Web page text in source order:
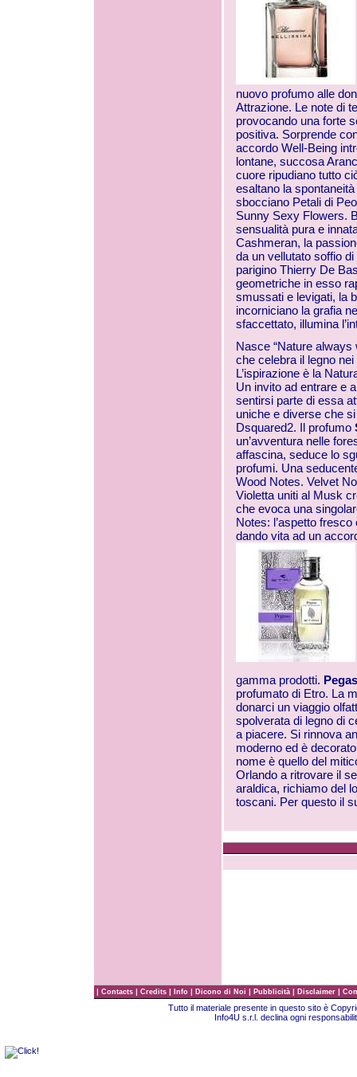
nuovo profumo alle
Attrazione. Le note di
provocando una forte
positiva. Sorprende
accordo Well-Being
lontane, succosa
cuore ripudiano tutto
esaltano la
sbocciano Petali di
Sunny Sexy Flowers.
sensualità pura e
Cashmeran, la
da un vellutato soffio
parigino Thierry De
geometriche in esso
smussati e levigati, la
incorniciano la grafia
sfaccettato, illumina
Nasce “Nature always
che celebra il legno
L’ispirazione è la
Un invito ad entrare e
sentirsi parte di essa
uniche e diverse che
Dsquared2. Il profumo
un’avventura nelle
affascina, seduce lo
profumi. Una
Wood Notes. Velvet
Violetta uniti al Musk
che evoca una
Notes: l’aspetto
dando vita ad un
gamma prodotti.
profumato di Etro. La
donarci un viaggio
spolverata di legno di
a piacere. Si rinnova
moderno ed è
nome è quello del
Orlando a ritrovare il
araldica, richiamo del
toscani. Per questo il
| Contacts | Credits | Info | Dicono di Noi | Pubblicità | Disclaimer |
Tutto il materiale presente in questo sito è
Info4U s.r.l. declina ogni